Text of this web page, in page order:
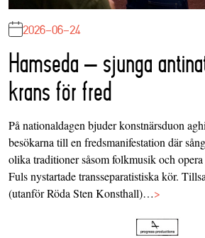
2026-06-24
Hamseda – sjunga
krans för fred
På nationaldagen bjuder konstnärsduon
besökarna till en fredsmanifestation där
olika traditioner såsom folkmusik och
Fuls nystartade transseparatistiska kör.
(utanför Röda Sten Konsthall)…>